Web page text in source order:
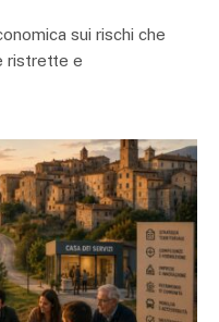
sui rischi che
ristrette e